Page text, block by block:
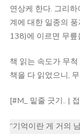
연상케 한다. 그리
계에 대한 일종의
138)에 이르면 무릎
책 읽는 속도가 무
책을 다 읽었으니,
[#M_ 밑줄 긋기.. |
“기억이란 게 거의